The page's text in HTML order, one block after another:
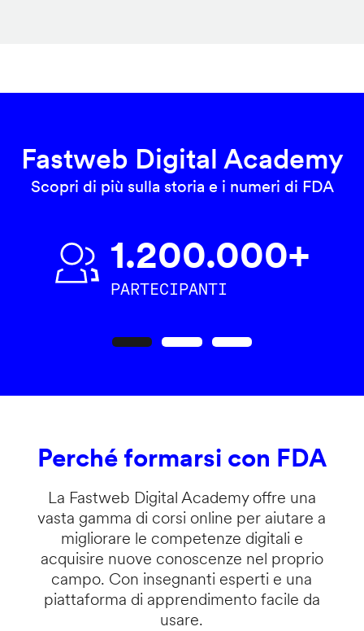
Fastweb Digital Academy
Scopri di più sulla storia e i numeri di FDA
1.200.000+
PARTECIPANTI
Perché formarsi con FDA
La Fastweb Digital Academy offre una
vasta gamma di corsi online per aiutare a
migliorare le competenze digitali e
acquisire nuove conoscenze nel proprio
campo. Con insegnanti esperti e una
piattaforma di apprendimento facile da
usare.